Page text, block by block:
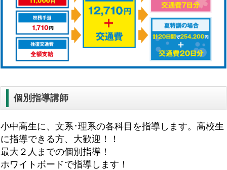
個別指導講師
小中高生に、文系･理系の各科目を指導します。高校生
に指導できる方、大歓迎！！
最大２人までの個別指導！
ホワイトボードで指導します！